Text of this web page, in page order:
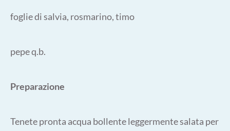
foglie di salvia, rosmarino, timo
pepe q.b.
Preparazione
Tenete pronta acqua bollente leggermente salata per